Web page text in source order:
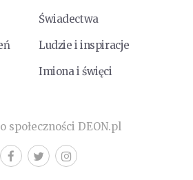
Świadectwa
Ludzie i inspiracje
Imiona i święci
społeczności DEON.pl